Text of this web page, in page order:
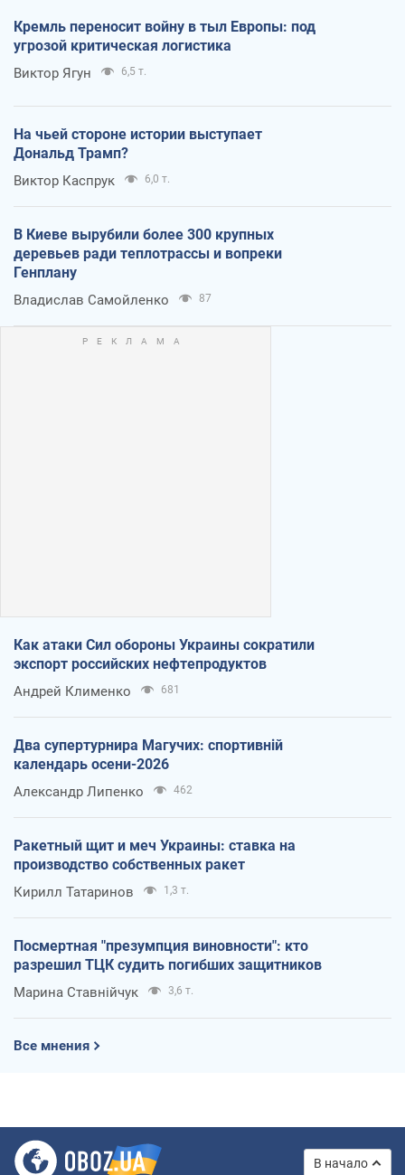
Кремль переносит войну в тыл Европы: под
угрозой критическая логистика
Виктор Ягун 6,5 т.
На чьей стороне истории выступает
Дональд Трамп?
Виктор Каспрук 6,0 т.
В Киеве вырубили более 300 крупных
деревьев ради теплотрассы и вопреки
Генплану
Владислав Самойленко 87
Как атаки Сил обороны Украины сократили
экспорт российских нефтепродуктов
Андрей Клименко 681
Два супертурнира Магучих: спортивній
календарь осени-2026
Александр Липенко 462
Ракетный щит и меч Украины: ставка на
производство собственных ракет
Кирилл Татаринов 1,3 т.
Посмертная "презумпция виновности": кто
разрешил ТЦК судить погибших защитников
Марина Ставнійчук 3,6 т.
Все мнения
В начало